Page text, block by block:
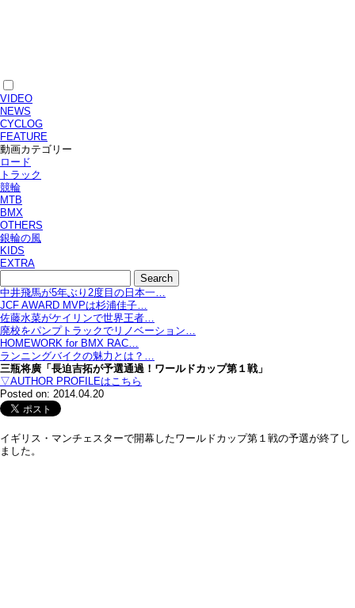
VIDEO
NEWS
CYCLOG
FEATURE
動画カテゴリー
ロード
トラック
競輪
MTB
BMX
OTHERS
銀輪の風
KIDS
EXTRA
中井飛馬が5年ぶり2度目の日本一…
JCF AWARD MVPは杉浦佳子…
佐藤水菜がケイリンで世界王者…
廃校をパンプトラックでリノベーション…
HOMEWORK for BMX RAC…
ランニングバイクの魅力とは？…
三瓶将廣「長迫吉拓が予選通過！ワールドカップ第１戦」
▽AUTHOR PROFILEはこちら
Posted on: 2014.04.20
イギリス・マンチェスターで開幕したワールドカップ第１戦の予選が終了し
ました。